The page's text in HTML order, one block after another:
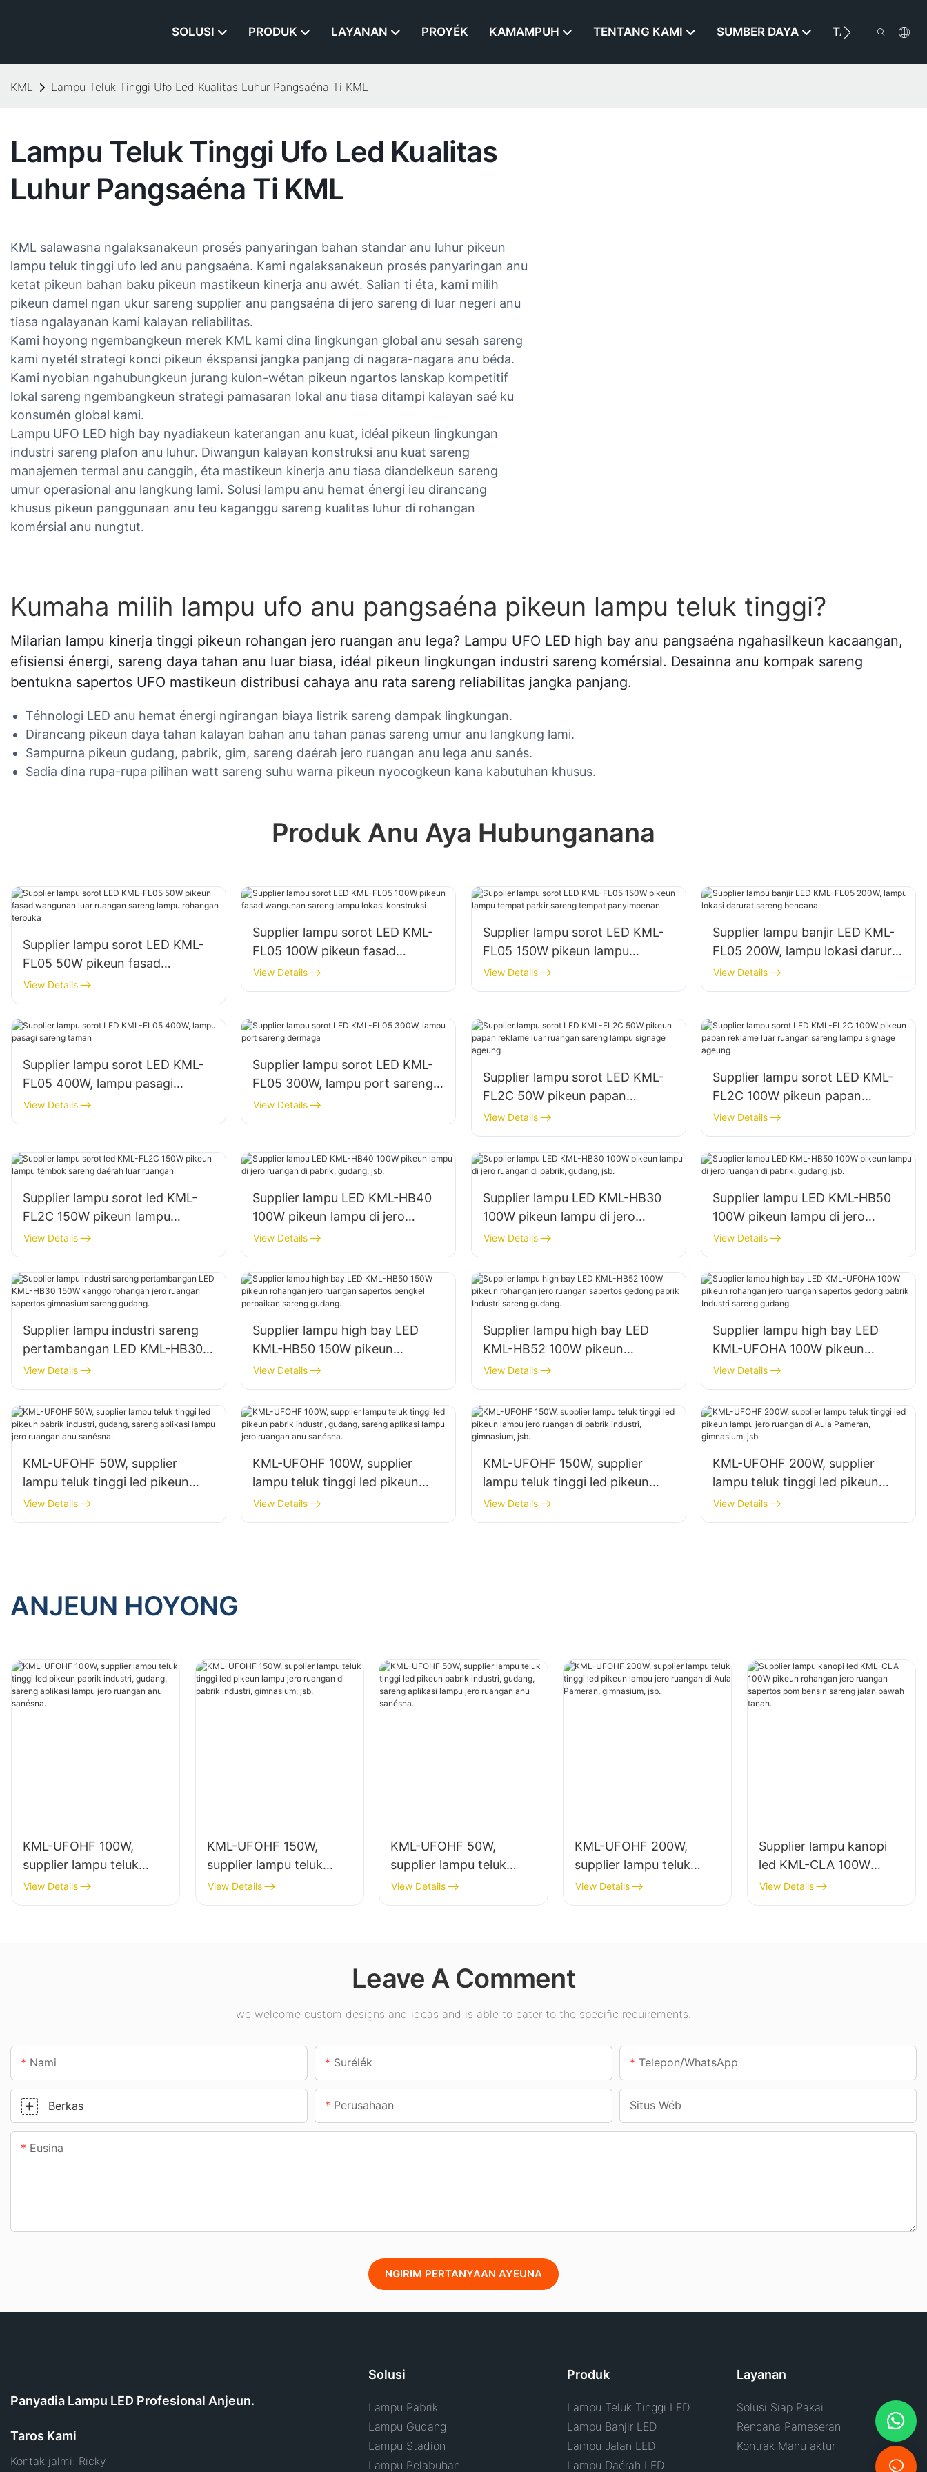
SOLUSI PRODUK LAYANAN PROYÉK KAMAMPUH TENTANG KAMI SUMBER DAYA TAROS KAMI
KML Lampu Teluk Tinggi Ufo Led Kualitas Luhur Pangsaéna Ti KML
Lampu Teluk Tinggi Ufo Led Kualitas
Luhur Pangsaéna Ti KML
KML salawasna ngalaksanakeun prosés panyaringan bahan standar anu luhur pikeun
lampu teluk tinggi ufo led anu pangsaéna. Kami ngalaksanakeun prosés panyaringan anu
ketat pikeun bahan baku pikeun mastikeun kinerja anu awét. Salian ti éta, kami milih
pikeun damel ngan ukur sareng supplier anu pangsaéna di jero sareng di luar negeri anu
tiasa ngalayanan kami kalayan reliabilitas.
Kami hoyong ngembangkeun merek KML kami dina lingkungan global anu sesah sareng
kami nyetél strategi konci pikeun ékspansi jangka panjang di nagara-nagara anu béda.
Kami nyobian ngahubungkeun jurang kulon-wétan pikeun ngartos lanskap kompetitif
lokal sareng ngembangkeun strategi pamasaran lokal anu tiasa ditampi kalayan saé ku
konsumén global kami.
Lampu UFO LED high bay nyadiakeun katerangan anu kuat, idéal pikeun lingkungan
industri sareng plafon anu luhur. Diwangun kalayan konstruksi anu kuat sareng
manajemen termal anu canggih, éta mastikeun kinerja anu tiasa diandelkeun sareng
umur operasional anu langkung lami. Solusi lampu anu hemat énergi ieu dirancang
khusus pikeun panggunaan anu teu kaganggu sareng kualitas luhur di rohangan
komérsial anu nungtut.
Kumaha milih lampu ufo anu pangsaéna pikeun lampu teluk tinggi?
Milarian lampu kinerja tinggi pikeun rohangan jero ruangan anu lega? Lampu UFO LED high bay anu pangsaéna ngahasilkeun kacaangan,
efisiensi énergi, sareng daya tahan anu luar biasa, idéal pikeun lingkungan industri sareng komérsial. Desainna anu kompak sareng
bentukna sapertos UFO mastikeun distribusi cahaya anu rata sareng reliabilitas jangka panjang.
Téhnologi LED anu hemat énergi ngirangan biaya listrik sareng dampak lingkungan.
Dirancang pikeun daya tahan kalayan bahan anu tahan panas sareng umur anu langkung lami.
Sampurna pikeun gudang, pabrik, gim, sareng daérah jero ruangan anu lega anu sanés.
Sadia dina rupa-rupa pilihan watt sareng suhu warna pikeun nyocogkeun kana kabutuhan khusus.
Produk Anu Aya Hubunganana
Supplier lampu sorot LED KML-
FL05 50W pikeun fasad
wangunan luar ruangan sareng
lampu rohangan terbuka
View Details
Supplier lampu sorot LED KML-
FL05 100W pikeun fasad
wangunan sareng lampu lokasi
konstruksi
View Details
Supplier lampu sorot LED KML-
FL05 150W pikeun lampu
tempat parkir sareng tempat
panyimpenan
View Details
Supplier lampu banjir LED KML-
FL05 200W, lampu lokasi darurat
sareng bencana
View Details
Supplier lampu sorot LED KML-
FL05 400W, lampu pasagi
sareng taman
View Details
Supplier lampu sorot LED KML-
FL05 300W, lampu port sareng
dermaga
View Details
Supplier lampu sorot LED KML-
FL2C 50W pikeun papan
reklame luar ruangan sareng
lampu signage ageung
View Details
Supplier lampu sorot LED KML-
FL2C 100W pikeun papan
reklame luar ruangan sareng
lampu signage ageung
View Details
Supplier lampu sorot led KML-
FL2C 150W pikeun lampu
témbok sareng daérah luar
ruangan
View Details
Supplier lampu LED KML-HB40
100W pikeun lampu di jero
ruangan di pabrik, gudang, jsb.
View Details
Supplier lampu LED KML-HB30
100W pikeun lampu di jero
ruangan di pabrik, gudang, jsb.
View Details
Supplier lampu LED KML-HB50
100W pikeun lampu di jero
ruangan di pabrik, gudang, jsb.
View Details
Supplier lampu industri sareng
pertambangan LED KML-HB30
150W kanggo rohangan jero
ruangan sapertos gimnasium
sareng gudang.
View Details
Supplier lampu high bay LED
KML-HB50 150W pikeun
rohangan jero ruangan sapertos
bengkel perbaikan sareng
gudang.
View Details
Supplier lampu high bay LED
KML-HB52 100W pikeun
rohangan jero ruangan sapertos
gedong pabrik Industri sareng
gudang.
View Details
Supplier lampu high bay LED
KML-UFOHA 100W pikeun
rohangan jero ruangan sapertos
gedong pabrik Industri sareng
gudang.
View Details
KML-UFOHF 50W, supplier
lampu teluk tinggi led pikeun
pabrik industri, gudang, sareng
aplikasi lampu jero ruangan anu
View Details
KML-UFOHF 100W, supplier
lampu teluk tinggi led pikeun
pabrik industri, gudang, sareng
aplikasi lampu jero ruangan anu
View Details
KML-UFOHF 150W, supplier
lampu teluk tinggi led pikeun
lampu jero ruangan di pabrik
industri, gimnasium, jsb.
View Details
KML-UFOHF 200W, supplier
lampu teluk tinggi led pikeun
lampu jero ruangan di Aula
Pameran, gimnasium, jsb.
View Details
ANJEUN HOYONG
KML-UFOHF 100W,
supplier lampu teluk
tinggi led pikeun pabrik
industri, gudang, sareng
View Details
KML-UFOHF 150W,
supplier lampu teluk
tinggi led pikeun lampu
jero ruangan di pabrik
View Details
KML-UFOHF 50W,
supplier lampu teluk
tinggi led pikeun pabrik
industri, gudang, sareng
View Details
KML-UFOHF 200W,
supplier lampu teluk
tinggi led pikeun lampu
jero ruangan di Aula
View Details
Supplier lampu kanopi
led KML-CLA 100W
pikeun rohangan jero
ruangan sapertos pom
View Details
Leave A Comment
we welcome custom designs and ideas and is able to cater to the specific requirements.
Nami Surélék Telepon/whatsApp
Berkas Perusahaan Situs Wéb
Eusina
NGIRIM PERTANYAAN AYEUNA
Panyadia Lampu LED Profesional Anjeun.
Taros Kami
Kontak jalmi: Ricky
Solusi
Lampu Pabrik
Lampu Gudang
Lampu Stadion
Lampu Pelabuhan
Produk
Lampu Teluk Tinggi LED
Lampu Banjir LED
Lampu Jalan LED
Lampu Daérah LED
Layanan
Solusi Siap Pakai
Rencana Pameseran
Kontrak Manufaktur